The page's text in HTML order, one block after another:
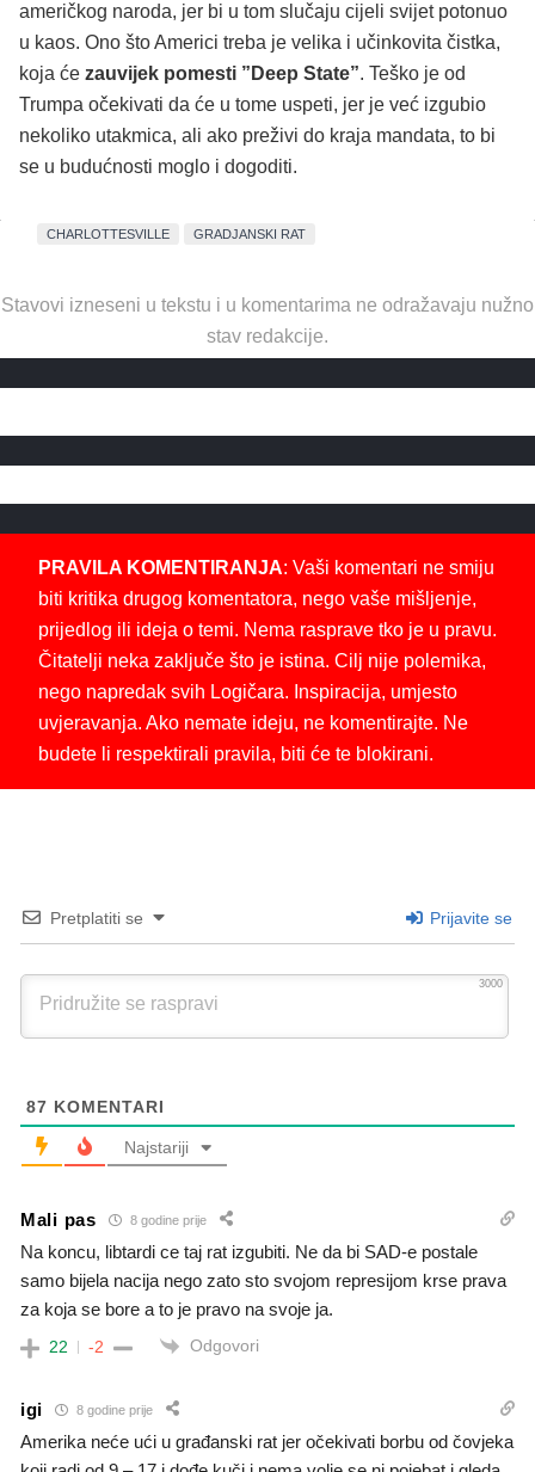
američkog naroda, jer bi u tom slučaju cijeli svijet potonuo
u kaos. Ono što Americi treba je velika i učinkovita čistka,
koja će zauvijek pomesti ”Deep State”. Teško je od
Trumpa očekivati da će u tome uspeti, jer je već izgubio
nekoliko utakmica, ali ako preživi do kraja mandata, to bi
se u budućnosti moglo i dogoditi.
CHARLOTTESVILLE GRADJANSKI RAT
Stavovi izneseni u tekstu i u komentarima ne odražavaju nužno
stav redakcije.
PRAVILA KOMENTIRANJA: Vaši komentari ne smiju
biti kritika drugog komentatora, nego vaše mišljenje,
prijedlog ili ideja o temi. Nema rasprave tko je u pravu.
Čitatelji neka zaključe što je istina. Cilj nije polemika,
nego napredak svih Logičara. Inspiracija, umjesto
uvjeravanja. Ako nemate ideju, ne komentirajte. Ne
budete li respektirali pravila, biti će te blokirani.
Pretplatiti se Prijavite se
3000
87 KOMENTARI
Najstariji
Mali pas 8 godine prije
Na koncu, libtardi ce taj rat izgubiti. Ne da bi SAD-e postale
samo bijela nacija nego zato sto svojom represijom krse prava
za koja se bore a to je pravo na svoje ja.
22 -2 Odgovori
igi 8 godine prije
Amerika neće ući u građanski rat jer očekivati borbu od čovjeka